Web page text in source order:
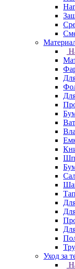
Уход за